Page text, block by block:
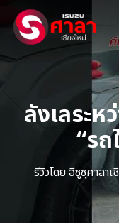
ลังเลระห
“ร
รีวิวโดย อีซูซุศาลา